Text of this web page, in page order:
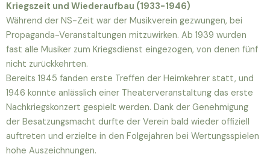
Kriegszeit und Wiederaufbau (1933-1946)
Während der NS-Zeit war der Musikverein gezwungen, bei
Propaganda-Veranstaltungen mitzuwirken. Ab 1939 wurden
fast alle Musiker zum Kriegsdienst eingezogen, von denen fünf
nicht zurückkehrten.
Bereits 1945 fanden erste Treffen der Heimkehrer statt, und
1946 konnte anlässlich einer Theaterveranstaltung das erste
Nachkriegskonzert gespielt werden. Dank der Genehmigung
der Besatzungsmacht durfte der Verein bald wieder offiziell
auftreten und erzielte in den Folgejahren bei Wertungsspielen
hohe Auszeichnungen.